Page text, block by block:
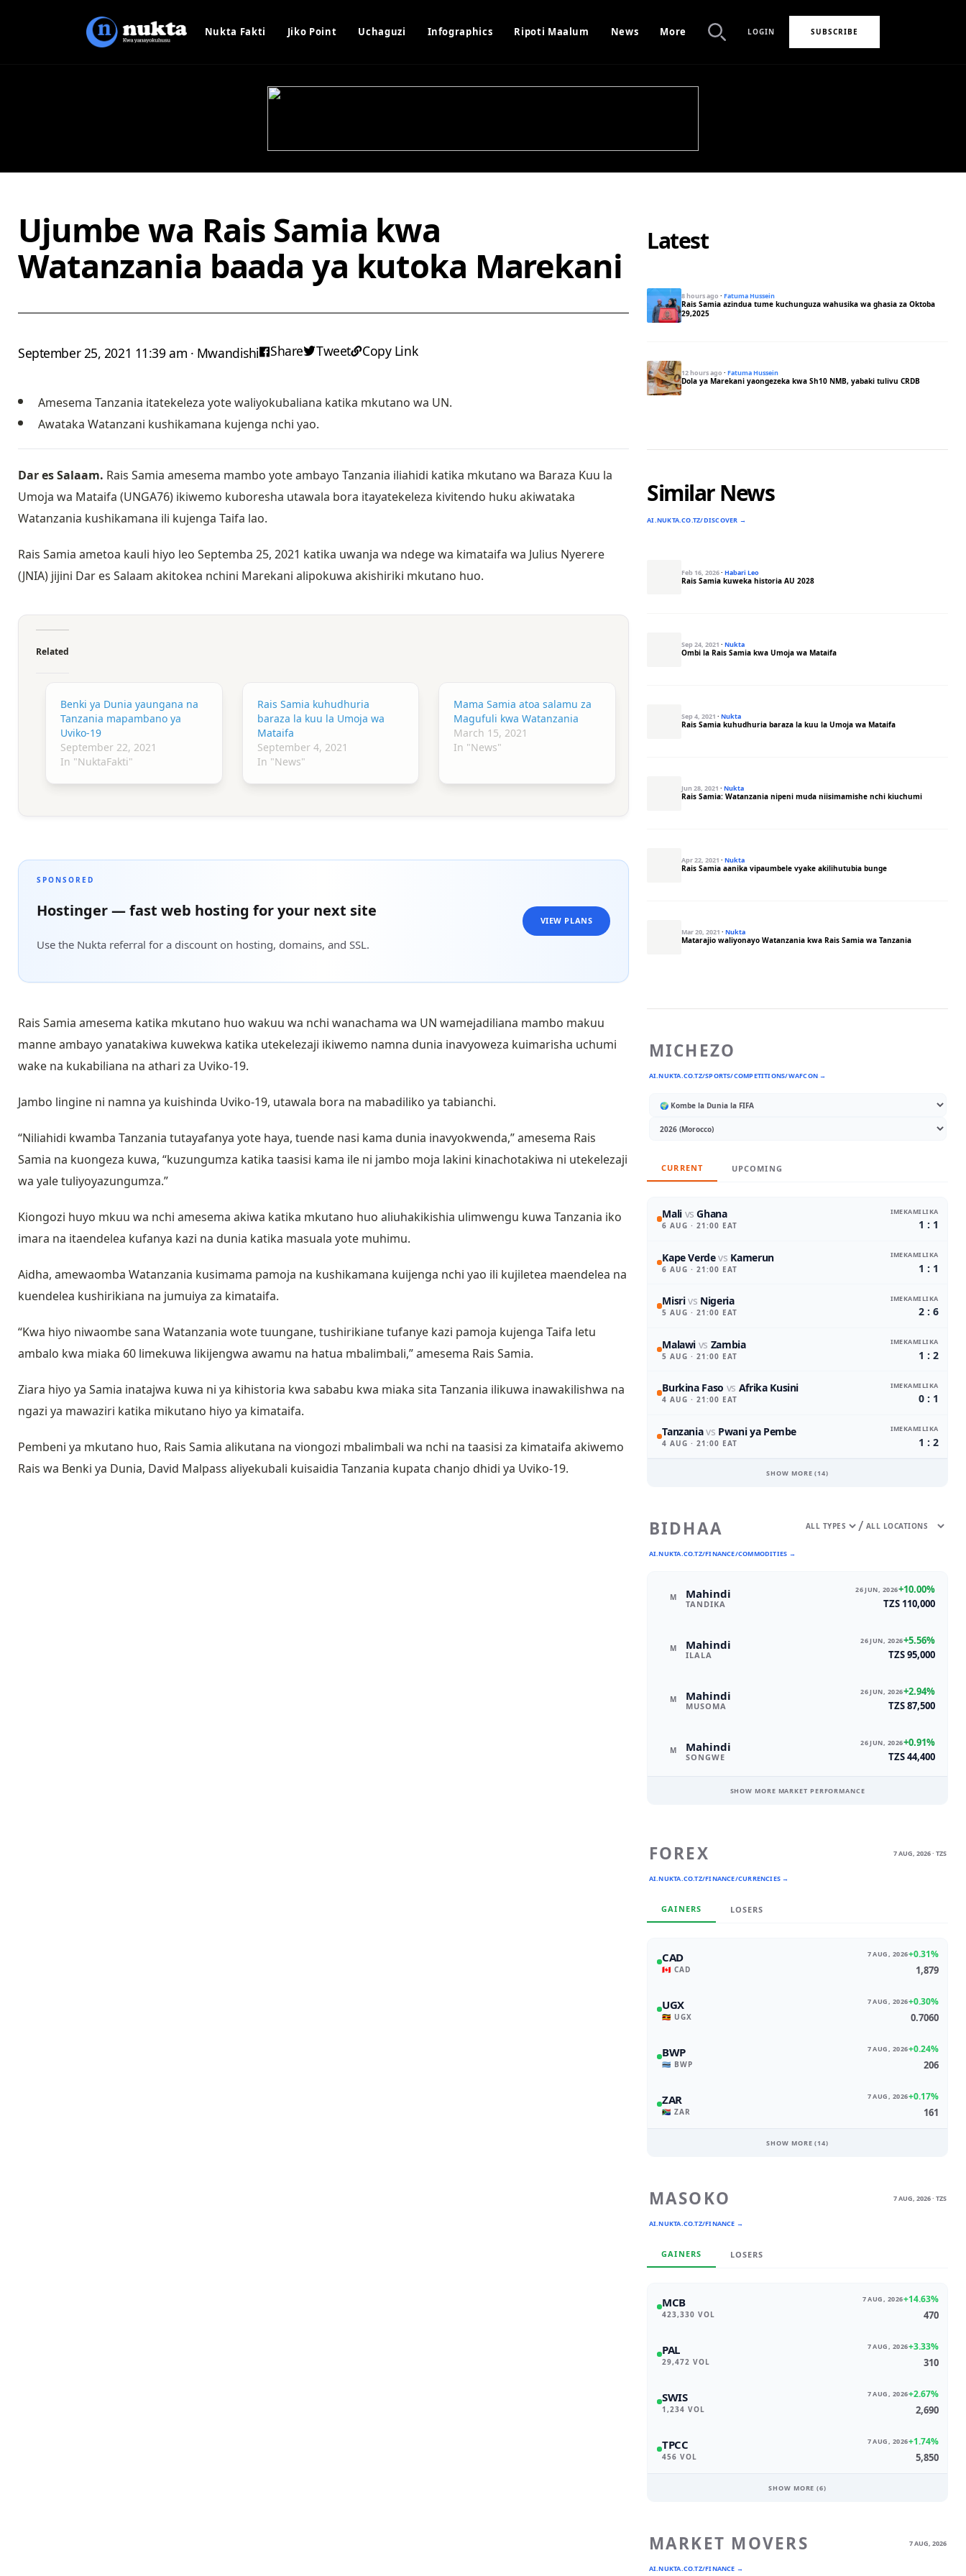
Nukta Fakti Jiko Point Uchaguzi Infographics Ripoti Maalum News More LOGIN SUBSCRIBE
Ujumbe wa Rais Samia kwa
Watanzania baada ya kutoka Marekani
September 25, 2021 11:39 am · Mwandishi Share Tweet Copy Link
Amesema Tanzania itatekeleza yote waliyokubaliana katika mkutano wa UN.
Awataka Watanzani kushikamana kujenga nchi yao.
Dar es Salaam. Rais Samia amesema mambo yote ambayo Tanzania iliahidi katika mkutano wa Baraza Kuu la
Umoja wa Mataifa (UNGA76) ikiwemo kuboresha utawala bora itayatekeleza kivitendo huku akiwataka
Watanzania kushikamana ili kujenga Taifa lao.
Rais Samia ametoa kauli hiyo leo Septemba 25, 2021 katika uwanja wa ndege wa kimataifa wa Julius Nyerere
(JNIA) jijini Dar es Salaam akitokea nchini Marekani alipokuwa akishiriki mkutano huo.
Related
Benki ya Dunia yaungana na
Tanzania mapambano ya
Uviko-19
September 22, 2021
In "NuktaFakti"
Rais Samia kuhudhuria
baraza la kuu la Umoja wa
Mataifa
September 4, 2021
In "News"
Mama Samia atoa salamu za
Magufuli kwa Watanzania
March 15, 2021
In "News"
SPONSORED
Hostinger — fast web hosting for your next site
Use the Nukta referral for a discount on hosting, domains, and SSL.
VIEW PLANS
Rais Samia amesema katika mkutano huo wakuu wa nchi wanachama wa UN wamejadiliana mambo makuu
manne ambayo yanatakiwa kuwekwa katika utekelezaji ikiwemo namna dunia inavyoweza kuimarisha uchumi
wake na kukabiliana na athari za Uviko-19.
Jambo lingine ni namna ya kuishinda Uviko-19, utawala bora na mabadiliko ya tabianchi.
“Niliahidi kwamba Tanzania tutayafanya yote haya, tuende nasi kama dunia inavyokwenda,” amesema Rais
Samia na kuongeza kuwa, “kuzungumza katika taasisi kama ile ni jambo moja lakini kinachotakiwa ni utekelezaji
wa yale tuliyoyazungumza.”
Kiongozi huyo mkuu wa nchi amesema akiwa katika mkutano huo aliuhakikishia ulimwengu kuwa Tanzania iko
imara na itaendelea kufanya kazi na dunia katika masuala yote muhimu.
Aidha, amewaomba Watanzania kusimama pamoja na kushikamana kuijenga nchi yao ili kujiletea maendelea na
kuendelea kushirikiana na jumuiya za kimataifa.
“Kwa hiyo niwaombe sana Watanzania wote tuungane, tushirikiane tufanye kazi pamoja kujenga Taifa letu
ambalo kwa miaka 60 limekuwa likijengwa awamu na hatua mbalimbali,” amesema Rais Samia.
Ziara hiyo ya Samia inatajwa kuwa ni ya kihistoria kwa sababu kwa miaka sita Tanzania ilikuwa inawakilishwa na
ngazi ya mawaziri katika mikutano hiyo ya kimataifa.
Pembeni ya mkutano huo, Rais Samia alikutana na viongozi mbalimbali wa nchi na taasisi za kimataifa akiwemo
Rais wa Benki ya Dunia, David Malpass aliyekubali kuisaidia Tanzania kupata chanjo dhidi ya Uviko-19.
Latest
8 hours ago ·Fatuma Hussein
Rais Samia azindua tume kuchunguza wahusika wa ghasia za Oktoba
29,2025
12 hours ago ·Fatuma Hussein
Dola ya Marekani yaongezeka kwa Sh10 NMB, yabaki tulivu CRDB
Similar News
AI.NUKTA.CO.TZ/DISCOVER →
Feb 16, 2026·Habari Leo
Rais Samia kuweka historia AU 2028
Sep 24, 2021·Nukta
Ombi la Rais Samia kwa Umoja wa Mataifa
Sep 4, 2021·Nukta
Rais Samia kuhudhuria baraza la kuu la Umoja wa Mataifa
Jun 28, 2021·Nukta
Rais Samia: Watanzania nipeni muda niisimamishe nchi kiuchumi
Apr 22, 2021·Nukta
Rais Samia aanika vipaumbele vyake akilihutubia bunge
Mar 20, 2021·Nukta
Matarajio waliyonayo Watanzania kwa Rais Samia wa Tanzania
MICHEZO
AI.NUKTA.CO.TZ/SPORTS/COMPETITIONS/WAFCON →
CURRENT UPCOMING
Mali vsGhana
6 AUG · 21:00 EAT
IMEKAMILIKA
1 : 1
Kape Verdevs Kamerun
6 AUG · 21:00 EAT
IMEKAMILIKA
1 : 1
Misrivs Nigeria
5 AUG · 21:00 EAT
IMEKAMILIKA
2 : 6
Malawi vs Zambia
5 AUG · 21:00 EAT
IMEKAMILIKA
1 : 2
Burkina Faso vs Afrika Kusini
4 AUG · 21:00 EAT
IMEKAMILIKA
0 : 1
Tanzaniavs Pwani ya Pembe
4 AUG · 21:00 EAT
IMEKAMILIKA
1 : 2
SHOW MORE (14)
BIDHAA
AI.NUKTA.CO.TZ/FINANCE/COMMODITIES →
/
M Mahindi
TANDIKA
26 JUN, 2026+10.00%
TZS 110,000
M Mahindi
ILALA
26 JUN, 2026+5.56%
TZS 95,000
M Mahindi
MUSOMA
26 JUN, 2026+2.94%
TZS 87,500
M Mahindi
SONGWE
26 JUN, 2026+0.91%
TZS 44,400
SHOW MORE MARKET PERFORMANCE
FOREX
AI.NUKTA.CO.TZ/FINANCE/CURRENCIES →
7 AUG, 2026 · TZS
GAINERS LOSERS
CAD
🇨🇦 CAD
7 AUG, 2026+0.31%
1,879
UGX
🇺🇬 UGX
7 AUG, 2026+0.30%
0.7060
BWP
🇧🇼 BWP
7 AUG, 2026+0.24%
206
ZAR
🇿🇦 ZAR
7 AUG, 2026+0.17%
161
SHOW MORE (14)
MASOKO
AI.NUKTA.CO.TZ/FINANCE →
7 AUG, 2026 · TZS
GAINERS LOSERS
MCB
423,330 VOL
7 AUG, 2026+14.63%
470
PAL
29,472 VOL
7 AUG, 2026+3.33%
310
SWIS
1,234 VOL
7 AUG, 2026+2.67%
2,690
TPCC
456 VOL
7 AUG, 2026+1.74%
5,850
SHOW MORE (6)
MARKET MOVERS
AI.NUKTA.CO.TZ/FINANCE →
7 AUG, 2026